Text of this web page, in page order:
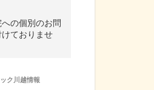
の個別のお問
ておりませ
ク川越情報